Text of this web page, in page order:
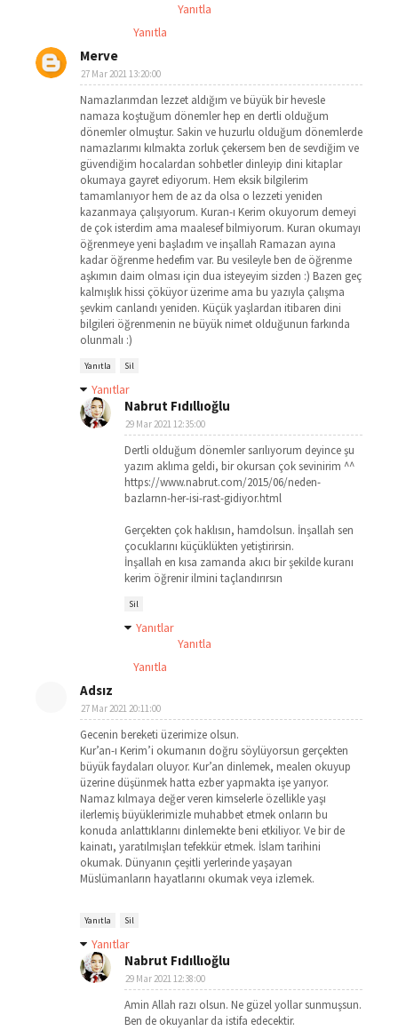
Yanıtla
Yanıtla
Merve
27 Mar 2021 13:20:00
Namazlarımdan lezzet aldığım ve büyük bir hevesle
namaza koştuğum dönemler hep en dertli olduğum
dönemler olmuştur. Sakin ve huzurlu olduğum dönemlerde
namazlarımı kılmakta zorluk çekersem ben de sevdiğim ve
güvendiğim hocalardan sohbetler dinleyip dini kitaplar
okumaya gayret ediyorum. Hem eksik bilgilerim
tamamlanıyor hem de az da olsa o lezzeti yeniden
kazanmaya çalışıyorum. Kuran-ı Kerim okuyorum demeyi
de çok isterdim ama maalesef bilmiyorum. Kuran okumayı
öğrenmeye yeni başladım ve inşallah Ramazan ayına
kadar öğrenme hedefim var. Bu vesileyle ben de öğrenme
aşkımın daim olması için dua isteyeyim sizden :) Bazen geç
kalmışlık hissi çöküyor üzerime ama bu yazıyla çalışma
şevkim canlandı yeniden. Küçük yaşlardan itibaren dini
bilgileri öğrenmenin ne büyük nimet olduğunun farkında
olunmalı :)
Yanıtla Sil
Yanıtlar
Nabrut Fıdıllıoğlu
29 Mar 2021 12:35:00
Dertli olduğum dönemler sarılıyorum deyince şu
yazım aklıma geldi, bir okursan çok sevinirim ^^
https://www.nabrut.com/2015/06/neden-
bazlarnn-her-isi-rast-gidiyor.html
Gerçekten çok haklısın, hamdolsun. İnşallah sen
çocuklarını küçüklükten yetiştirirsin.
İnşallah en kısa zamanda akıcı bir şekilde kuranı
kerim öğrenir ilmini taçlandırırsın
Sil
Yanıtlar
Yanıtla
Yanıtla
Adsız
27 Mar 2021 20:11:00
Gecenin bereketi üzerimize olsun.
Kur’an-ı Kerim’i okumanın doğru söylüyorsun gerçekten
büyük faydaları oluyor. Kur’an dinlemek, mealen okuyup
üzerine düşünmek hatta ezber yapmakta işe yarıyor.
Namaz kılmaya değer veren kimselerle özellikle yaşı
ilerlemiş büyüklerimizle muhabbet etmek onların bu
konuda anlattıklarını dinlemekte beni etkiliyor. Ve bir de
kainatı, yaratılmışları tefekkür etmek. İslam tarihini
okumak. Dünyanın çeşitli yerlerinde yaşayan
Müslümanların hayatlarını okumak veya izlemek.
Yanıtla Sil
Yanıtlar
Nabrut Fıdıllıoğlu
29 Mar 2021 12:38:00
Amin Allah razı olsun. Ne güzel yollar sunmuşsun.
Ben de okuyanlar da istifa edecektir.